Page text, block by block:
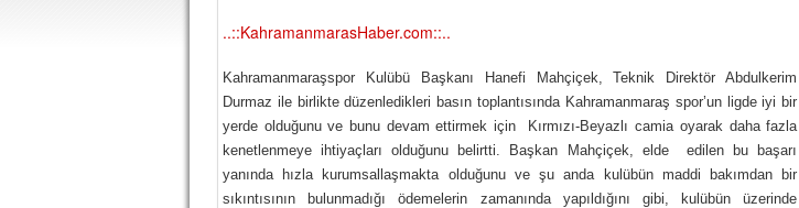
..::KahramanmarasHaber.com::..
Kahramanmaraşspor Kulübü Başkanı Hanefi Mahçiçek, Teknik Direktör Abdulkerim
Durmaz ile birlikte düzenledikleri basın toplantısında Kahramanmaraş spor’un ligde iyi bir
yerde olduğunu ve bunu devam ettirmek için
Kırmızı-Beyazlı camia oyarak daha fazla
kenetlenmeye ihtiyaçları olduğunu belirtti. Başkan Mahçiçek, elde
edilen bu başarı
yanında hızla kurumsallaşmakta olduğunu ve şu anda kulübün maddi bakımdan bir
sıkıntısının bulunmadığı ödemelerin zamanında yapıldığını gibi, kulübün üzerinde